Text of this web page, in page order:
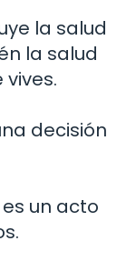
la salud
la salud
decisión
un acto